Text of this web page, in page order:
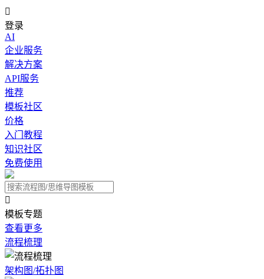

登录
AI
企业服务
解决方案
API服务
推荐
模板社区
价格
入门教程
知识社区
免费使用

模板专题
查看更多
流程梳理
架构图/拓扑图